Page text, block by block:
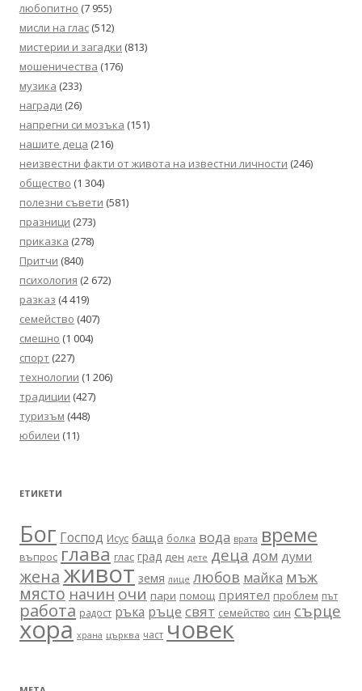
любопитно (7 955)
мисли на глас (512)
мистерии и загадки (813)
мошеничества (176)
музика (233)
награди (26)
напрегни си мозъка (151)
нашите деца (216)
неизвестни факти от живота на известни личности (246)
общество (1 304)
полезни съвети (581)
празници (273)
приказка (278)
Притчи (840)
психология (2 672)
разказ (4 419)
семейство (407)
смешно (1 004)
спорт (227)
технологии (1 206)
традиции (427)
туризъм (448)
юбилеи (11)
ЕТИКЕТИ
Бог Господ Исус баща болка вода врата време
въпрос глава глас град ден дете деца дом думи
женаживот земя лице любов майка мъж
място начин очи пари помощ приятел проблем път
работа радост ръка ръце свят семейство син сърце
хора храна църква част човек